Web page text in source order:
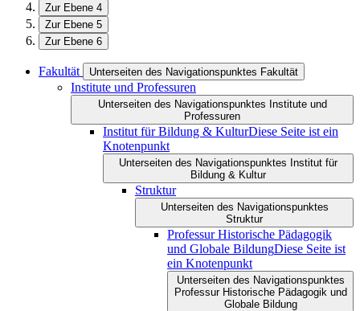
Zur Ebene 4
Zur Ebene 5
Zur Ebene 6
Fakultät Unterseiten des Navigationspunktes Fakultät
Institute und Professuren
Unterseiten des Navigationspunktes Institute und
Professuren
Institut für Bildung & KulturDiese Seite ist ein
Knotenpunkt
Unterseiten des Navigationspunktes Institut für
Bildung & Kultur
Struktur
Unterseiten des Navigationspunktes
Struktur
Professur Historische Pädagogik
und Globale BildungDiese Seite ist
ein Knotenpunkt
Unterseiten des Navigationspunktes
Professur Historische Pädagogik und
Globale Bildung